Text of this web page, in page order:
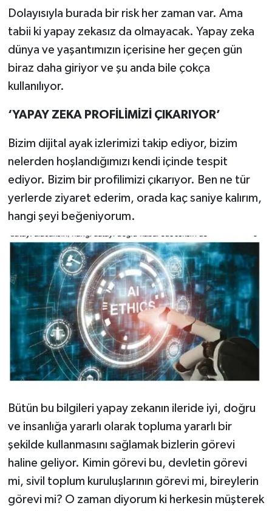
Dolayısıyla burada bir risk her zaman var. Ama
tabii ki yapay zekasız da olmayacak. Yapay zeka
dünya ve yaşantımızın içerisine her geçen gün
biraz daha giriyor ve şu anda bile çokça
kullanılıyor.
‘YAPAY ZEKA PROFİLİMİZİ ÇIKARIYOR’
Bizim dijital ayak izlerimizi takip ediyor, bizim
nelerden hoşlandığımızı kendi içinde tespit
ediyor. Bizim bir profilimizi çıkarıyor. Ben ne tür
yerlerde ziyaret ederim, orada kaç saniye kalırım,
hangi şeyi beğeniyorum.
Bütün bu bilgileri yapay zekanın ileride iyi, doğru
ve insanlığa yararlı olarak topluma yararlı bir
şekilde kullanmasını sağlamak bizlerin görevi
haline geliyor. Kimin görevi bu, devletin görevi
mi, sivil toplum kuruluşlarının görevi mi, bireylerin
görevi mi? O zaman diyorum ki herkesin müşterek